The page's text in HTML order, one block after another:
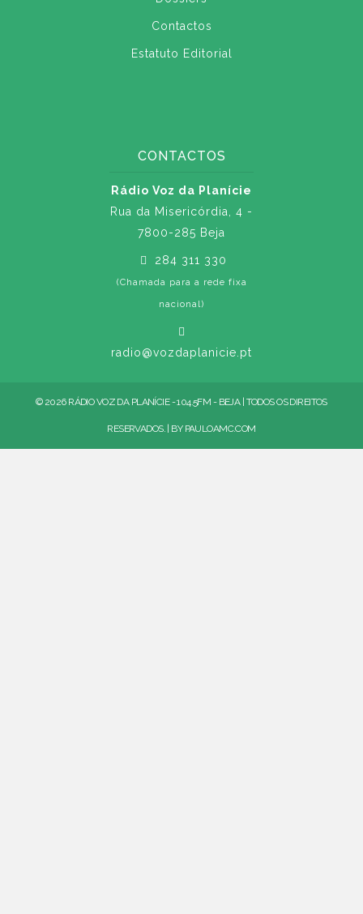
Contactos
Estatuto Editorial
CONTACTOS
Rádio Voz da Planície
Rua da Misericórdia, 4 -
7800-285 Beja
284 311 330
(Chamada para a rede fixa
nacional)
radio@vozdaplanicie.pt
© 2026 RÁDIO VOZ DA PLANÍCIE - 104.5FM - BEJA | TODOS OS DIREITOS
RESERVADOS. | BY PAULOAMC.COM